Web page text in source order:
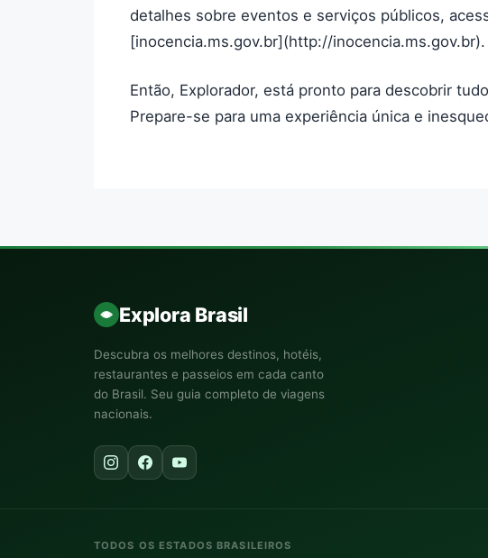
detalhes sobre eventos e serviços públicos,
[inocencia.ms.gov.br](http://inocencia.ms.gov.br).
Então, Explorador, está pronto para descobrir
Prepare-se para uma experiência única e
Explora Brasil
Descubra os melhores destinos, hotéis,
restaurantes e passeios em cada canto
do Brasil. Seu guia completo de viagens
nacionais.
TODOS OS ESTADOS BRASILEIROS